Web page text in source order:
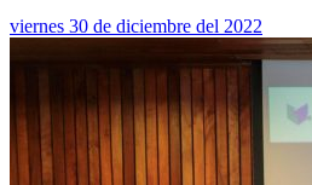
viernes 30 de diciembre del 2022